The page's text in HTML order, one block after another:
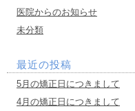
医院からのお知らせ
未分類
最近の投稿
5月の矯正日につきまして
4月の矯正日につきまして